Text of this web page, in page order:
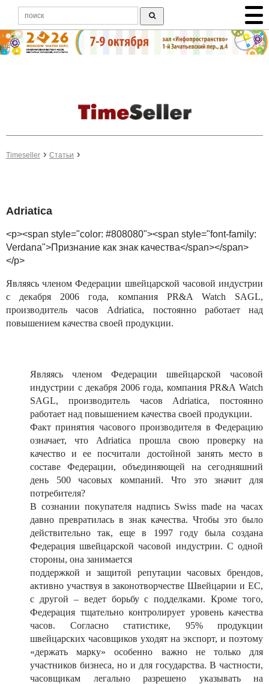
Timeseller Статьи
Adriatica
<p><span style="color: #808080"><span style="font-family:
Verdana">Признание как знак качества</span></span>
</p>
Являясь членом Федерации швейцарской часовой индустрии
с декабря 2006 года, компания PR&A Watch SAGL,
производитель часов Adriatica, постоянно работает над
повышением качества своей продукции.
Являясь членом Федерации швейцарской часовой
индустрии с декабря 2006 года, компания PR&A Watch
SAGL, производитель часов Adriatica, постоянно
работает над повышением качества своей продукции.
Факт принятия часового производителя в Федерацию
означает, что Adriatica прошла свою проверку на
качество и ее посчитали достойной занять место в
составе Федерации, объединяющей на сегодняшний
день 500 часовых компаний. Что это значит для
потребителя?
В сознании покупателя надпись Swiss made на часах
давно превратилась в знак качества. Чтобы это было
действительно так, еще в 1997 году была создана
Федерация швейцарской часовой индустрии. С одной
стороны, она занимается
поддержкой и защитой репутации часовых брендов,
активно участвуя в законотворчестве Швейцарии и ЕС,
с другой – ведет борьбу с подделками. Кроме того,
Федерация тщательно контролирует уровень качества
часов. Согласно статистике, 95% продукции
швейцарских часовщиков уходят на экспорт, и поэтому
«держать марку» особенно важно не только для
участников бизнеса, но и для государства. В частности,
часовщикам легально разрешено указывать на